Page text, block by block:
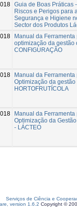
Guia de Boas Práticas
Riscos e Perigos para
Segurança e Higiene
Sector dos Produtos
Manual da Ferramenta
optimização da gestão
CONFIGURAÇÃO
Manual da Ferramenta
Optimização da
HORTOFRUTÍCOLA
Manual da Ferramenta
Optimização da
- LÁCTEO
Serviços de Ciência e
version 1.6.2 Copyright ©